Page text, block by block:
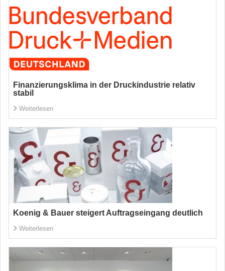
Finanzierungsklima in der Druckindustrie relativ
stabil
Weiterlesen
Koenig & Bauer steigert Auftragseingang deutlich
Weiterlesen